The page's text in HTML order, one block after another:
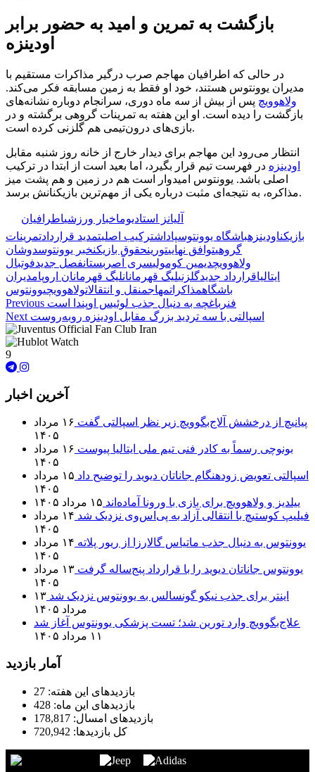
بازگشت به تمرین و امید به حضور برابر
اودینزه
در حالی که اطرافیان مهاجم صرب درگیر مذاکرات مستقیم با
مدیران یوونتوس هستند، خود او فقط به زمین مسابقه فکر می‌کند.
ولاهوویچ پس از بیش از سه ماه دوری، سرانجام دوباره نشانه‌های
بازگشت را دیده است. او این هفته به تمرینات گروهی برگشته و در
بازی‌های درون‌تیمی هم گلزنی کرده است.
انتظار می‌رود این مهاجم برای دیدار خارج از خانه روز شنبه مقابل
اودینزه در فهرست تیم قرار بگیرد، اما بعید است از ابتدا در ترکیب
اصلی باشد. یوونتوس امیدوار است هم در زمین و هم پشت میز
مذاکره، به نتیجه‌ای مثبت درباره یکی از مهم‌ترین بازیکنانش برسد.
آلیانز استادیوماخبار ورزشیاطرافیان
بازیکناودینزهباشگاه یوونتوسپاداشترکیب اصلیتمدید قراردادتمرینات
گروهیتوافق نهاییتورینحقوق بازیکنخبر یوونتوسدوشان
ولاهوویچدیمین کومولیسری آ صربستانفصل جدیدفوتبال
ایتالیاقرارداد جدیدگلزنیلیگ قهرمانانلیگ قهرمانان اروپامدیران
باشگاهمذاکراتمهاجمنقل و انتقالاتولاهوویچیوونتوس
Previous فنرباغچه به دنبال جذب لوئیس اوپندا است
Next اسپالتی با سه تردید بزرگ مقابل اودینزه روبه‌روست
9
آخرین اخبار
پیانیچ از درخشش آلاج‌بگوویچ زیر نظر اسپالتی گفت
۱۶ مرداد
۱۴۰۵
بونوچی رسماً به کادر فنی تیم ملی ایتالیا پیوست
۱۶ مرداد
۱۴۰۵
اسپالتی تعویض زودهنگام جاناتان دیوید را توضیح داد
۱۵ مرداد
۱۴۰۵
ییلدیز و ولاهوویچ برای بازی با ورونا آماده‌اند ۱۵ مرداد ۱۴۰۵
فیلیپ کوستیچ با انتقالی آزاد به پی‌اس‌وی نزدیک شد
۱۴ مرداد
۱۴۰۵
یوونتوس به دنبال جذب ماتیاس گالارزا از ریور پلاته
۱۴ مرداد
۱۴۰۵
یوونتوس جاناتان دیوید را با قرارداد پنج‌ساله گرفت
۱۳ مرداد
۱۴۰۵
اینتر برای جذب نیکو گونسالس به یوونتوس نزدیک شد ۱۳
مرداد ۱۴۰۵
علاج‌بگوویچ وارد تورین شد؛ تست پزشکی یوونتوس آغاز شد
۱۱ مرداد ۱۴۰۵
آمار بازدید
بازدیدهای این هفته: 27
بازدیدهای این ماه: 428
بازدیدهای امسال: 178,817
کل بازدیدها: 720,942